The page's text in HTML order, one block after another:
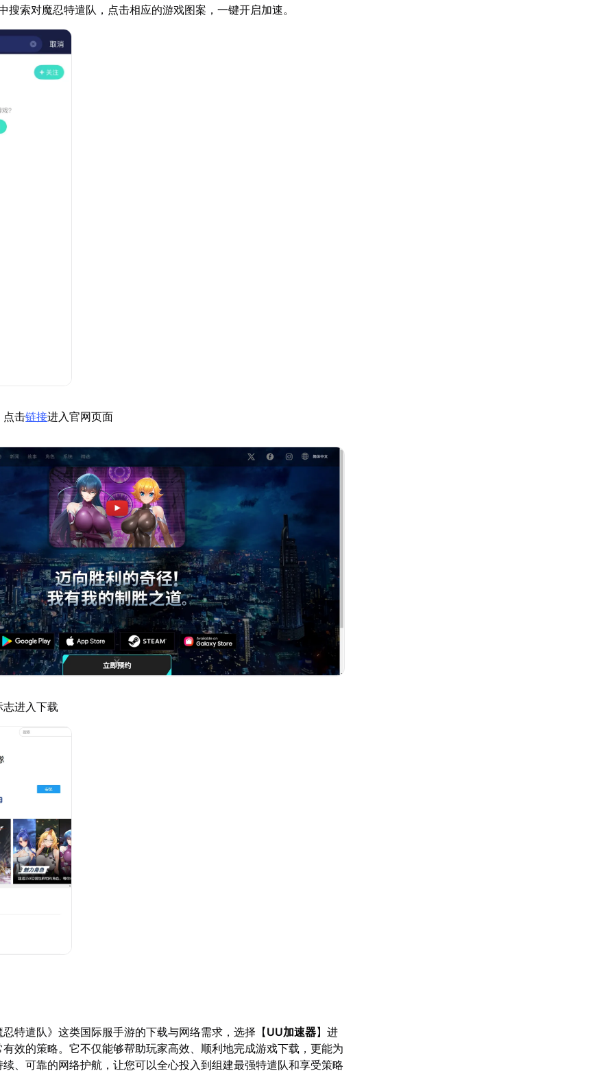
搜索对魔忍特遣队，点击相应的游戏图案，一键开启加速。
点击链接进入官网页面
进入下载
特遣队》这类国际服手游的下载与网络需求，选择【UU加速器】进
效的策略。它不仅能够帮助玩家高效、顺利地完成游戏下载，更能为
、可靠的网络护航，让您可以全心投入到组建最强特遣队和享受策略